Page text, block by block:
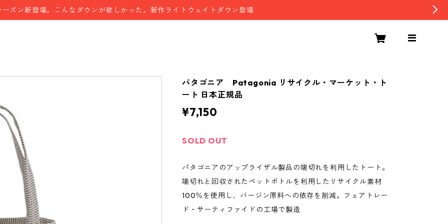
ーズン新登場。こんなダウンが欲しかった。新作ライトウェイトダウン登場
パタゴニア Patagonia リサイクル・マーケット・ト
ート 日本正規品
¥7,150
SOLD OUT
パタゴニアのアップライザル製品の端切れを利用したトート。
端切れと回収されたペットボトルを利用したリサイクル素材
100％を使用し、バージン原料への依存を削減。フェアトレー
ド・サーティファイドの工場で製造